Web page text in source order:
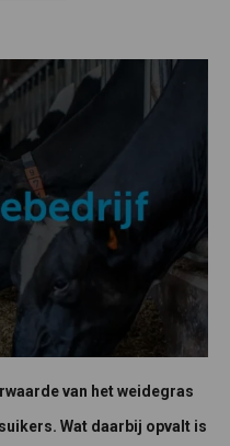
van het weidegras
Wat daarbij opvalt is